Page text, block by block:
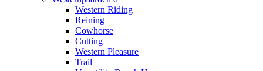
Western Riding
Reining
Cowhorse
Cutting
Western Pleasure
Trail